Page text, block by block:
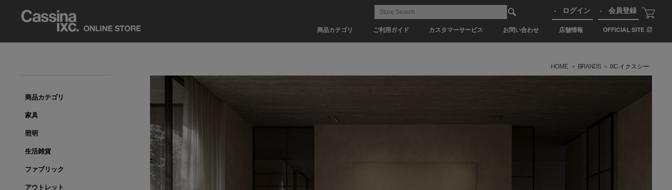
商品カテゴリ ご利用ガイド カスタマーサービス お問い合わせ 店舗情報 OFFICIAL SITE
ログイン 会員登録
HOME > BRANDS > IXC イクスシー
商品カテゴリ
家具
照明
生活雑貨
ファブリック
アウトレット